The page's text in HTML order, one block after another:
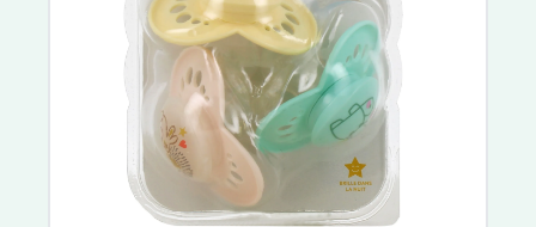
GSK
CCD
Bausch and Lomb
PediAct
Fleurs de Bach
Hydralin
Yogi Tea